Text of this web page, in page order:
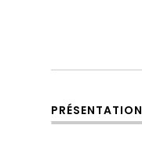
PRÉSENTATION